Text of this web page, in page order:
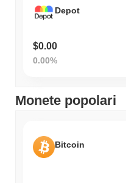
Depot
$0.00
0.00%
Monete popolari
Bitcoin